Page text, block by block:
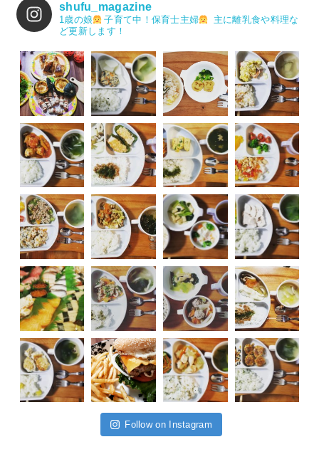
shufu_magazine
1歳の娘 子育て中！保育士主婦
主に離乳食や料理な
ど更新します！
Follow on Instagram